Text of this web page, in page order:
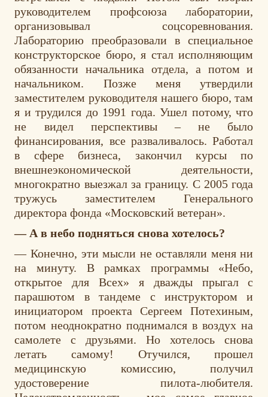
руководителем профсоюза лаборатории,
организовывал соцсоревнования.
Лабораторию преобразовали в специальное
конструкторское бюро, я стал исполняющим
обязанности начальника отдела, а потом и
начальником. Позже меня утвердили
заместителем руководителя нашего бюро, там
я и трудился до 1991 года. Ушел потому, что
не видел перспективы – не было
финансирования, все разваливалось. Работал
в сфере бизнеса, закончил курсы по
внешнеэкономической деятельности,
многократно выезжал за границу. С 2005 года
тружусь заместителем Генерального
директора фонда «Московский ветеран».
— А в небо подняться снова хотелось?
— Конечно, эти мысли не оставляли меня ни
на минуту. В рамках программы «Небо,
открытое для Всех» я дважды прыгал с
парашютом в тандеме с инструктором и
инициатором проекта Сергеем Потехиным,
потом неоднократно поднимался в воздух на
самолете с друзьями. Но хотелось снова
летать самому! Отучился, прошел
медицинскую комиссию, получил
удостоверение пилота-любителя.